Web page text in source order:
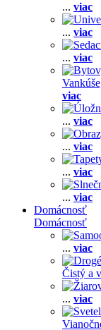
... viac
... viac
... viac
viac
... viac
... viac
... viac
... viac
Domácnosť
Domácnosť
... viac
Čistý a
... viac